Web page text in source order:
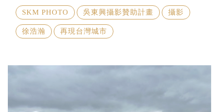
糊」的霧裡觀察後
SKM PHOTO 吳東興攝影贊助計畫 攝影
徐浩瀚 再現台灣城市